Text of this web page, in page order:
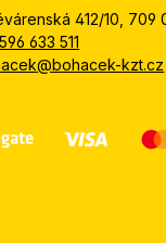
412/10, 709
633 511
kzt.cz